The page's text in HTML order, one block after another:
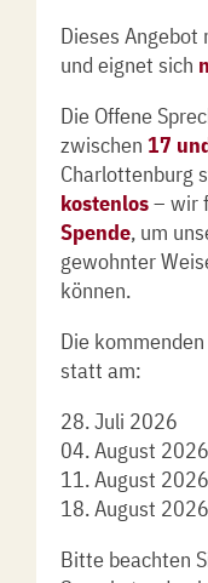
Dieses Angebot
und eignet sich
Die Offene
zwischen 17
Charlottenburg
kostenlos– wir
Spende, um
gewohnter
können.
Die
statt am:
28. Juli 2026
04. August 2026
11. August 2026
18. August 2026
Bitte beachten